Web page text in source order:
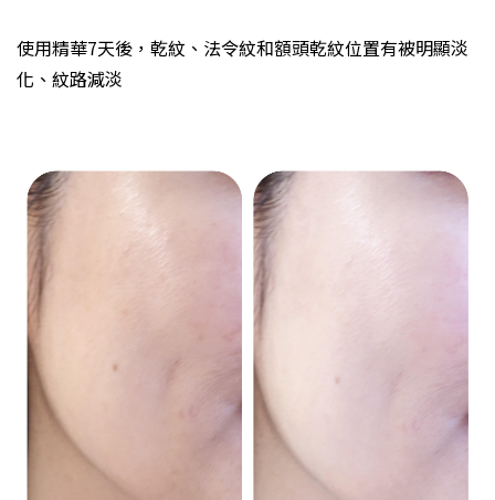
使用精華7天後，乾紋、法令紋和額頭乾紋位置有被明顯淡
化、紋路減淡